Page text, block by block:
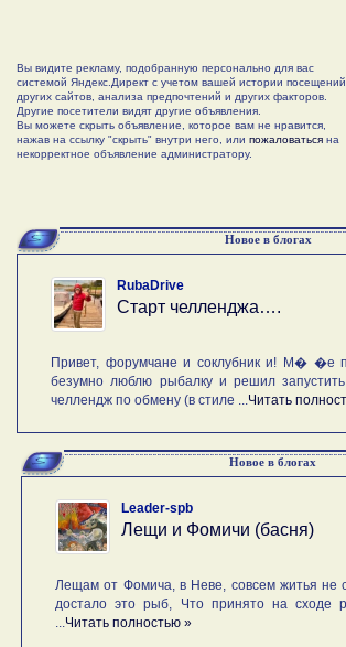
Вы видите рекламу, подобранную персонально для вас
системой Яндекс.Директ с учетом вашей истории посещений
других сайтов, анализа предпочтений и других факторов.
Другие посетители видят другие объявления.
Вы можете скрыть объявление, которое вам не нравится,
нажав на ссылку "скрыть" внутри него, или пожаловаться на
некорректное объявление администратору.
Новое в блогах
RubaDrive
Старт челленджа….
Привет, форумчане и соклубник и! М� �е
безумно люблю рыбалку и решил
челлендж по обмену (в стиле ... Читать
Новое в блогах
Leader-spb
Лещи и Фомичи (басня)
Лещам от Фомича, в Неве, совсем житья не
достало это рыб, Что принято на сходе
Читать полностью »